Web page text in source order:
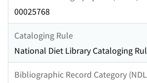
00025768
Cataloging Rule
National Diet Library Cataloging
Bibliographic Record Category